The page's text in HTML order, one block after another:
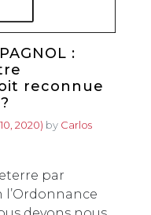
:
reconnue
2020) by Carlos
par